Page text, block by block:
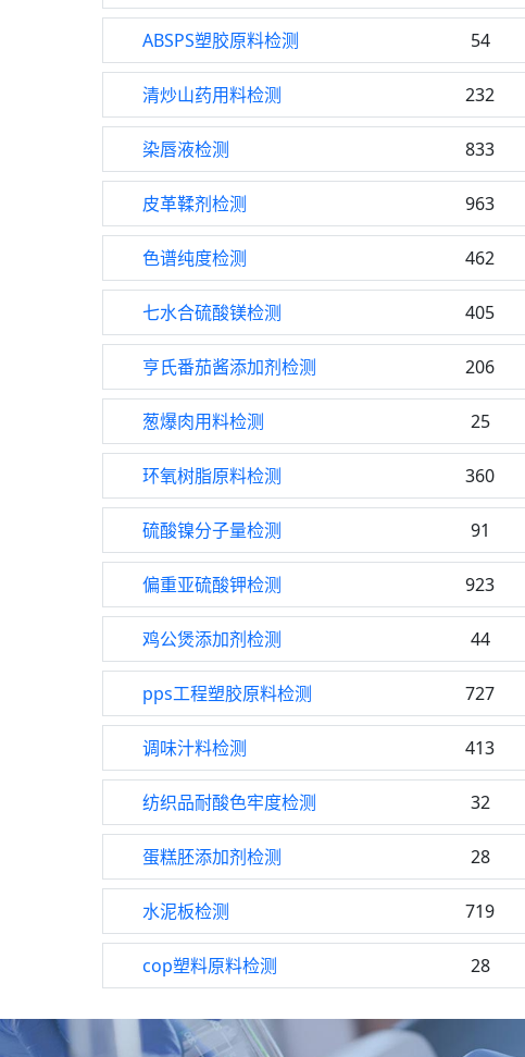
ABSPS塑胶原料检测 54
清炒山药用料检测 232
染唇液检测 833
皮革鞣剂检测 963
色谱纯度检测 462
七水合硫酸镁检测 405
亨氏番茄酱添加剂检测 206
葱爆肉用料检测 25
环氧树脂原料检测 360
硫酸镍分子量检测 91
偏重亚硫酸钾检测 923
鸡公煲添加剂检测 44
pps工程塑胶原料检测 727
调味汁料检测 413
纺织品耐酸色牢度检测 32
蛋糕胚添加剂检测 28
水泥板检测 719
cop塑料原料检测 28